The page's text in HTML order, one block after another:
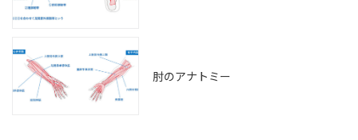
肘のアナトミー